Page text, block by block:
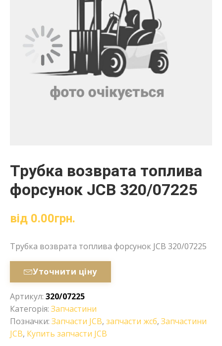
Трубка возврата топлива
форсунок JCB 320/07225
від 0.00грн.
Трубка возврата топлива форсунок JCB 320/07225
Уточнити ціну
Артикул: 320/07225
Категорія: Запчастини
Позначки: Запчасти JCB, запчасти жсб, Запчастини
JCB, Купить запчасти JCB